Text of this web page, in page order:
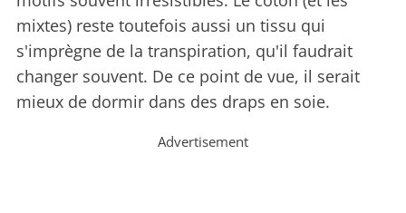
mixtes) reste toutefois aussi un tissu qui
s'imprègne de la transpiration, qu'il faudrait
changer souvent. De ce point de vue, il serait
mieux de dormir dans des draps en soie.
Advertisement